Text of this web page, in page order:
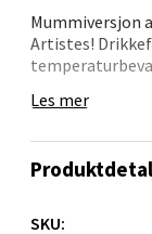
Mummiversjon
Artistes!
Korken i
innholdet
med kullsyre.
Les mer
SKU:
Senter
0 i butikk